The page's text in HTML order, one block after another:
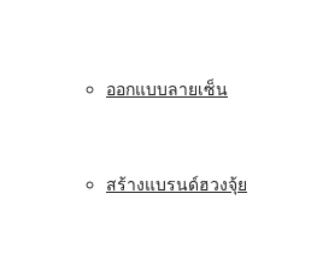
ออกแบบลายเซ็น
สร้างแบรนด์ฮวงจุ้ย